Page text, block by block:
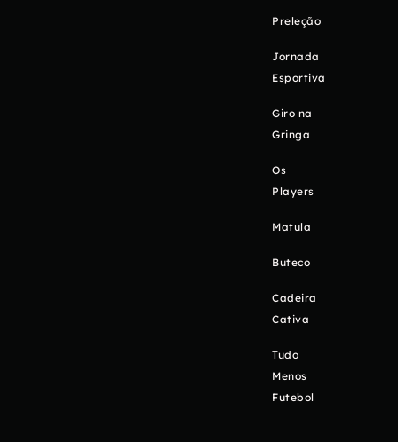
Preleção
Jornada
Esportiva
Giro na
Gringa
Os
Players
Matula
Buteco
Cadeira
Cativa
Tudo
Menos
Futebol